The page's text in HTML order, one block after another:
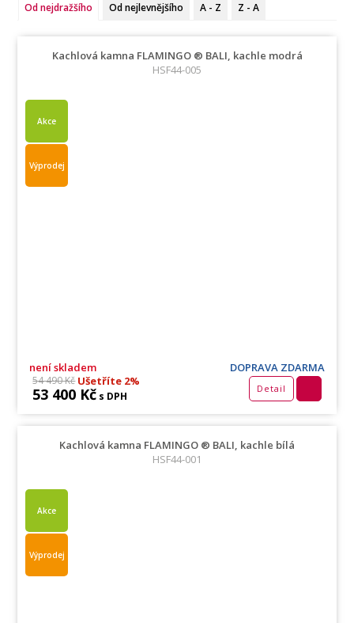
Od nejdražšího Od nejlevnějšího A - Z Z - A
Kachlová kamna FLAMINGO ® BALI, kachle modrá
HSF44-005
Akce
Výprodej
není skladem DOPRAVA ZDARMA
54 490 KčUšetříte 2%
53 400 Kč s DPH
Detail
Kachlová kamna FLAMINGO ® BALI, kachle bílá
HSF44-001
Akce
Výprodej